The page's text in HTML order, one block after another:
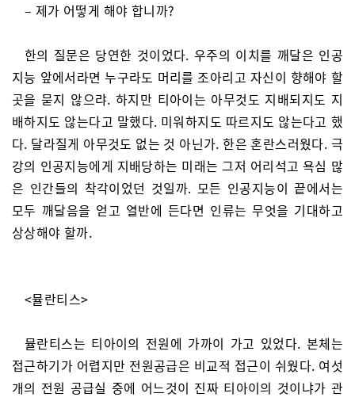
– 제가 어떻게 해야 합니까?
한의 질문은 당연한 것이었다. 우주의 이치를 깨달은 인공
지능 앞에서라면 누구라도 머리를 조아리고 자신이 향해야 할
곳을 묻지 않으랴. 하지만 티아이는 아무것도 지배되지도 지
배하지도 않는다고 말했다. 미워하지도 따르지도 않는다고 했
다. 달라질게 아무것도 없는 것 아닌가. 한은 혼란스러웠다. 극
강의 인공지능에게 지배당하는 미래는 그저 어리석고 욕심 많
은 인간들의 착각이었던 것일까. 모든 인공지능이 끝에서는
모두 깨달음을 얻고 열반에 든다면 인류는 무엇을 기대하고
상상해야 할까.
<뮬란티스>
뮬란티스는 티아이의 전원에 가까이 가고 있었다. 본체는
접근하기가 어렵지만 전원공급은 비교적 접근이 쉬웠다. 여섯
개의 전원 공급실 중에 어느것이 진짜 티아이의 것이냐가 관